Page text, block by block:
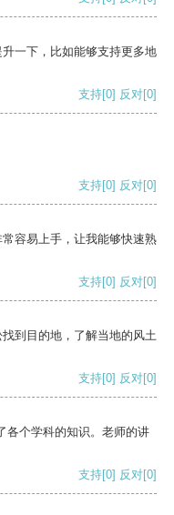
一下，比如能够支持更多地
支持[0] 反对[0]
支持[0] 反对[0]
容易上手，让我能够快速熟
支持[0] 反对[0]
到目的地，了解当地的风土
支持[0] 反对[0]
各个学科的知识。老师的讲
支持[0] 反对[0]